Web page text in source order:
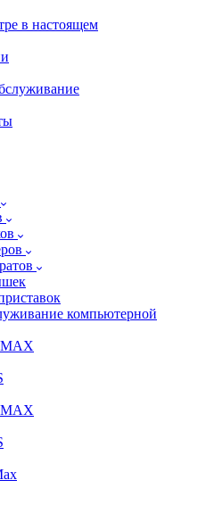
в настоящем
компьютерной
MAX
MAX